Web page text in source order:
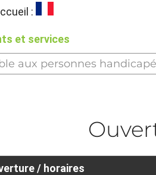
:
et services
aux personnes
/ horaires